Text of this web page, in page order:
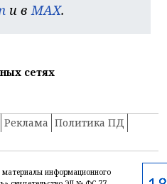
и в MAX.
сетях
Реклама Политика ПД
материалы информационного